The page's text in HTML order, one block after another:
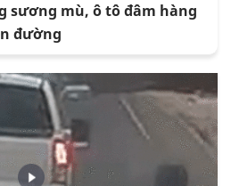
sương mù, ô tô đâm hàng
đường